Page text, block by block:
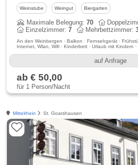
Weinstube Weingut Biergarten
Maximale Belegung:70
Einzelzimmer:7 Mehrbettzimmer:
An den Weinbergen · Balkon · Fernsehgerät ·
Internet, Wlan, Wifi · Kinderbett · Urlaub mit Kindern
auf Anfrage
ab € 50,00
für 1 Person/Nacht
Mittelrhein St. Goarshausen